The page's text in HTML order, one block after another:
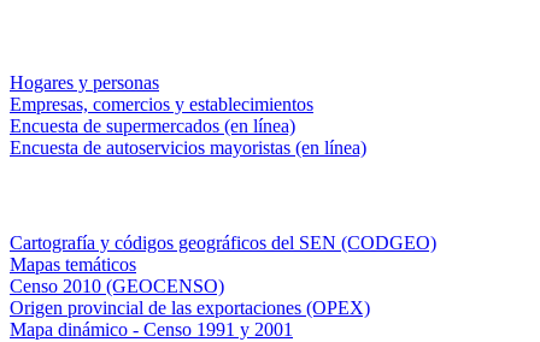
Hogares y personas
Empresas, comercios y establecimientos
Encuesta de supermercados (en línea)
Encuesta de autoservicios mayoristas (en línea)
Cartografía y códigos geográficos del SEN (CODGEO)
Mapas temáticos
Censo 2010 (GEOCENSO)
Origen provincial de las exportaciones (OPEX)
Mapa dinámico - Censo 1991 y 2001